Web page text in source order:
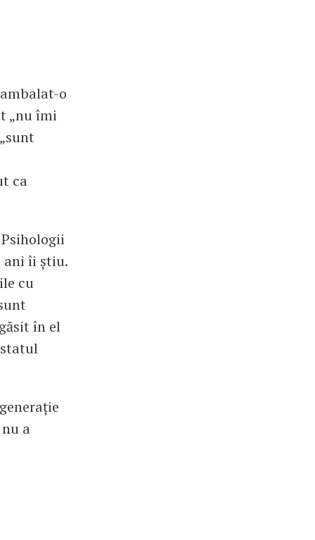
o
„nu îmi
ca
ani îi știu.
cu
în el
a